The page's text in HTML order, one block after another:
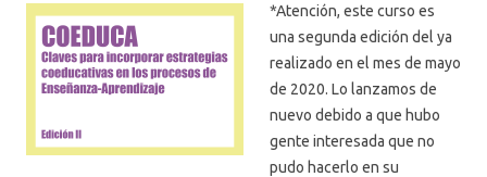
*Atención, este curso es
una segunda edición del ya
realizado en el mes de mayo
de 2020. Lo lanzamos de
nuevo debido a que hubo
gente interesada que no
pudo hacerlo en su